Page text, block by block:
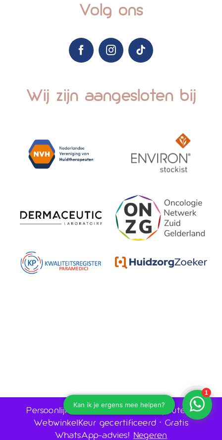
Volg ons
Wij zijn aangesloten bij
Persoonlijk advies door huidtherapeuten •
WebwinkelKeur gecertificeerd • Gratis
WhatsApp-advies!Negeren